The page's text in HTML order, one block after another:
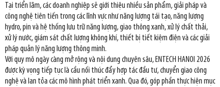
Tại triển lãm, các doanh nghiệp sẽ giới thiệu nhiều sản phẩm, giải pháp và
công nghệ tiên tiến trong các lĩnh vực như năng lượng tái tạo, năng lượng
hydro, pin và hệ thống lưu trữ năng lượng, giao thông xanh, xử lý chất thải,
xử lý nước, giám sát chất lượng không khí, thiết bị tiết kiệm điện và các giải
pháp quản lý năng lượng thông minh.
Với quy mô ngày càng mở rộng và nội dung chuyên sâu, ENTECH HANOI 2026
được kỳ vọng tiếp tục là cầu nối thúc đẩy hợp tác đầu tư, chuyển giao công
nghệ và lan tỏa các mô hình phát triển xanh. Qua đó, góp phần thực hiện mục